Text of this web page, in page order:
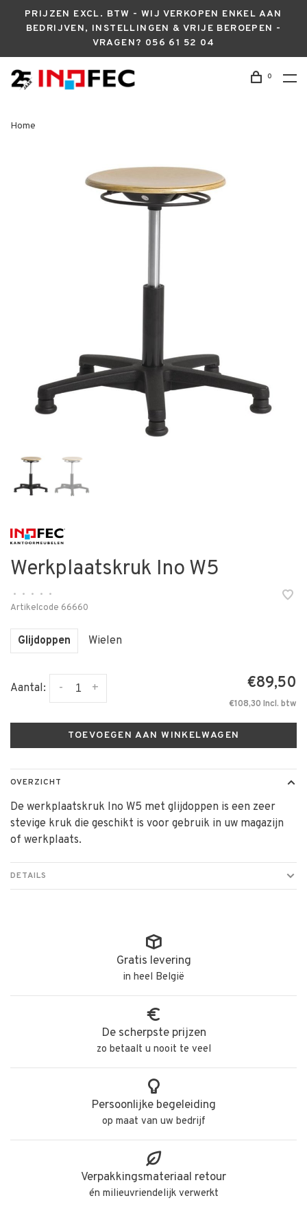
PRIJZEN EXCL. BTW - WIJ VERKOPEN ENKEL AAN
BEDRIJVEN, INSTELLINGEN & VRIJE BEROEPEN -
VRAGEN? 056 61 52 04
0
Home
Werkplaatskruk Ino W5
• • • •
•
Artikelcode 66660
Glijdoppen Wielen
Aantal: +
- €89,50
€108,30 Incl. btw
TOEVOEGEN AAN WINKELWAGEN
OVERZICHT
De werkplaatskruk Ino W5 met glijdoppen is een zeer
stevige kruk die geschikt is voor gebruik in uw magazijn
of werkplaats.
DETAILS
Gratis levering
in heel België
De scherpste prijzen
zo betaalt u nooit te veel
Persoonlijke begeleiding
op maat van uw bedrijf
Verpakkingsmateriaal retour
én milieuvriendelijk verwerkt